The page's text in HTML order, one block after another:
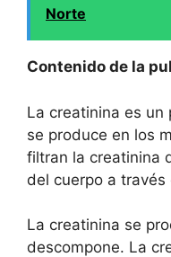
Norte
Contenido de la
La creatinina es
se produce en los
filtran la creatinina
del cuerpo a través
La creatinina se
descompone. La